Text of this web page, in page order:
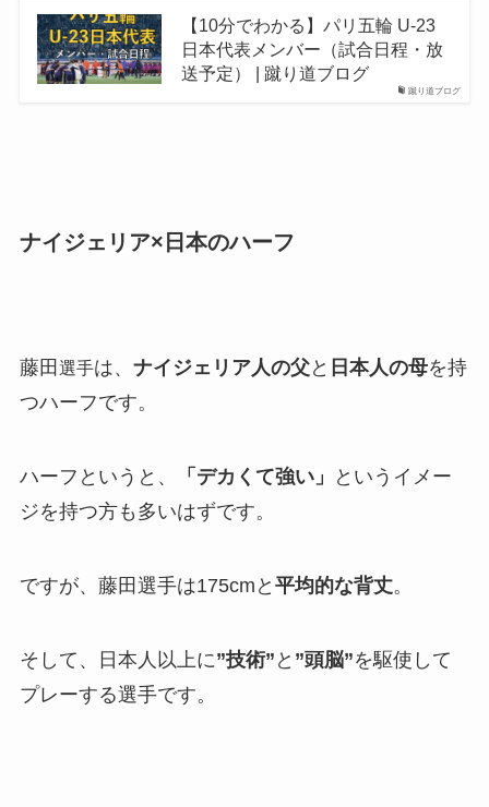
蹴り道ブログ
【10分でわかる】パリ五輪 U-23
日本代表メンバー（試合日程・放
送予定） | 蹴り道ブログ
ナイジェリア×日本のハーフ
藤田 選手は、 ナイジェリア人の父と 日本人の母を持
つハーフです。
ハーフというと、 「デカくて強い」
というイメー
ジを持つ方も多いはずです。
ですが、藤田選手は175cmと 平均的な背丈。
そして、日本人以上に”技術” と ”頭脳”を駆使して
プレーする選手です。